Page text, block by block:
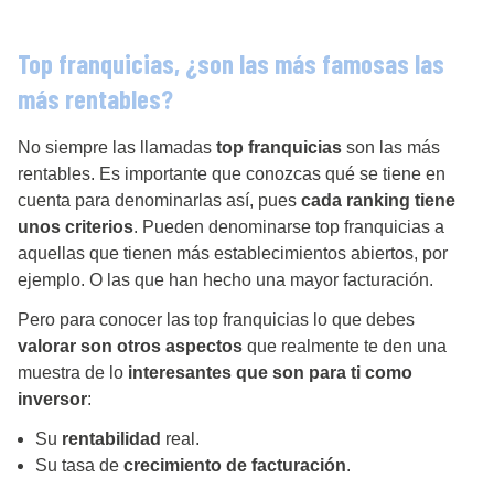
Top franquicias, ¿son las más famosas las
más rentables?
No siempre las llamadas top franquicias son las más
rentables. Es importante que conozcas qué se tiene en
cuenta para denominarlas así, pues cada ranking tiene
unos criterios. Pueden denominarse top franquicias a
aquellas que tienen más establecimientos abiertos, por
ejemplo. O las que han hecho una mayor facturación.
Pero para conocer las top franquicias lo que debes
valorar son otros aspectos que realmente te den una
muestra de lo interesantes que son para ti como
inversor:
Su rentabilidad real.
Su tasa de crecimiento de facturación.